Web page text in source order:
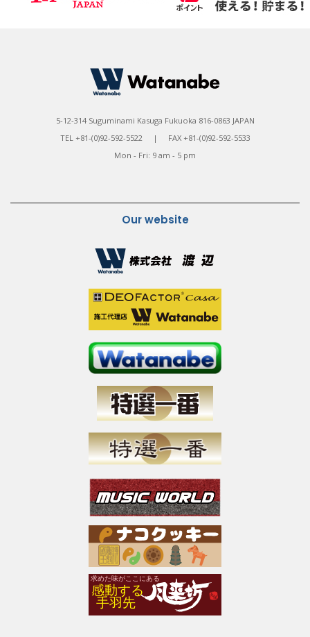
5-12-314 Suguminami Kasuga Fukuoka 816-0863 JAPAN
TEL +81-(0)92-592-5522 | FAX +81-(0)92-592-5533
Mon - Fri: 9 am - 5 pm
Our website